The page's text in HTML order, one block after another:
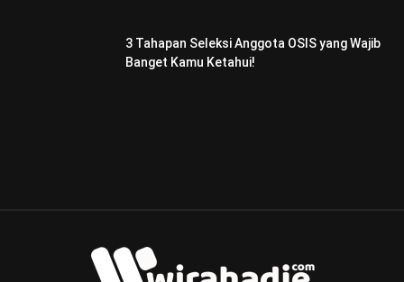
3 Tahapan Seleksi Anggota OSIS yang Wajib
Banget Kamu Ketahui!